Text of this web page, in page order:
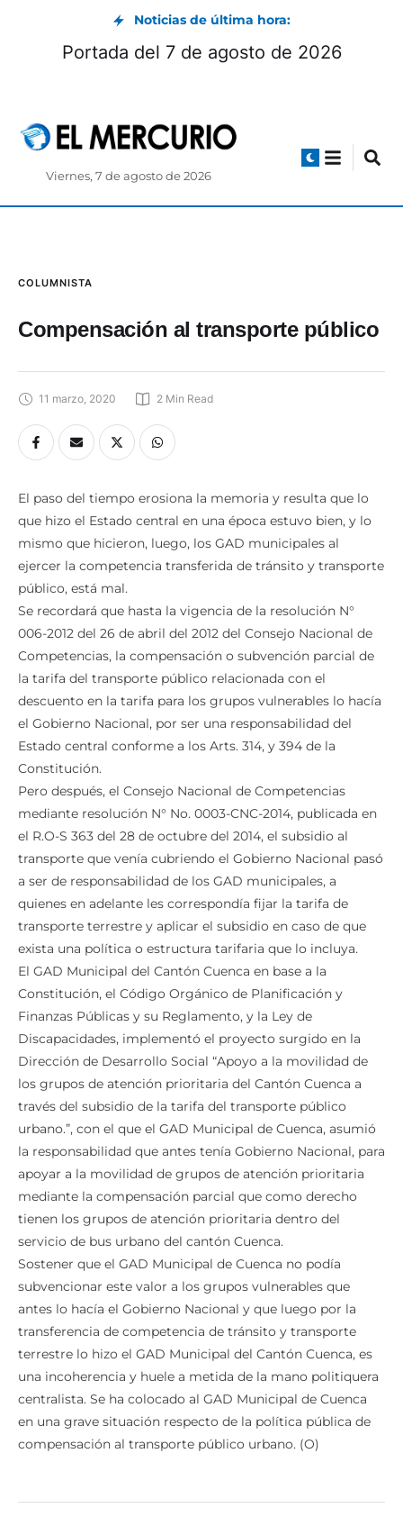
Noticias de última hora:
Museos de Cuenca: horarios y exposiciones
11 marzo, 2020 2
El paso del tiempo erosiona la memoria y resulta que lo
que hizo el Estado central en una época estuvo bien, y lo
mismo que hicieron, luego, los GAD municipales al
ejercer la competencia transferida de tránsito y transporte
público, está mal.
Se recordará que hasta la vigencia de la resolución N°
006-2012 del 26 de abril del 2012 del Consejo Nacional de
Competencias, la compensación o subvención parcial de
la tarifa del transporte público relacionada con el
descuento en la tarifa para los grupos vulnerables lo hacía
el Gobierno Nacional, por ser una responsabilidad del
Estado central conforme a los Arts. 314, y 394 de la
Constitución.
Pero después, el Consejo Nacional de Competencias
mediante resolución N° No. 0003-CNC-2014, publicada en
el R.O-S 363 del 28 de octubre del 2014, el subsidio al
transporte que venía cubriendo el Gobierno Nacional pasó
a ser de responsabilidad de los GAD municipales, a
quienes en adelante les correspondía fijar la tarifa de
transporte terrestre y aplicar el subsidio en caso de que
exista una política o estructura tarifaria que lo incluya.
El GAD Municipal del Cantón Cuenca en base a la
Constitución, el Código Orgánico de Planificación y
Finanzas Públicas y su Reglamento, y la Ley de
Discapacidades, implementó el proyecto surgido en la
Dirección de Desarrollo Social “Apoyo a la movilidad de
los grupos de atención prioritaria del Cantón Cuenca a
través del subsidio de la tarifa del transporte público
urbano.”, con el que el GAD Municipal de Cuenca, asumió
la responsabilidad que antes tenía Gobierno Nacional, para
apoyar a la movilidad de grupos de atención prioritaria
mediante la compensación parcial que como derecho
tienen los grupos de atención prioritaria dentro del
servicio de bus urbano del cantón Cuenca.
Sostener que el GAD Municipal de Cuenca no podía
subvencionar este valor a los grupos vulnerables que
antes lo hacía el Gobierno Nacional y que luego por la
transferencia de competencia de tránsito y transporte
terrestre lo hizo el GAD Municipal del Cantón Cuenca, es
una incoherencia y huele a metida de la mano politiquera
centralista. Se ha colocado al GAD Municipal de Cuenca
en una grave situación respecto de la política pública de